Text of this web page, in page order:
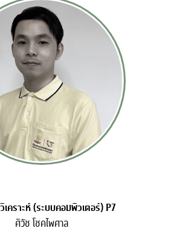
เคราะห์ (ระบบคอมพิวเตอร์) P7
ศิวัช โชคไพศาล